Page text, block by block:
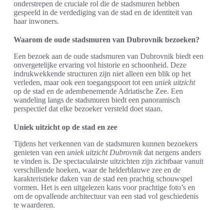
onderstrepen de cruciale rol die de stadsmuren hebben
gespeeld in de verdediging van de stad en de identiteit van
haar inwoners.
Waarom de oude stadsmuren van Dubrovnik bezoeken?
Een bezoek aan de oude stadsmuren van Dubrovnik biedt een
onvergetelijke ervaring vol historie en schoonheid. Deze
indrukwekkende structuren zijn niet alleen een blik op het
verleden, maar ook een toegangspoort tot een uniek uitzicht
op de stad en de adembenemende Adriatische Zee. Een
wandeling langs de stadsmuren biedt een panoramisch
perspectief dat elke bezoeker versteld doet staan.
Uniek uitzicht op de stad en zee
Tijdens het verkennen van de stadsmuren kunnen bezoekers
genieten van een uniek uitzicht Dubrovnik dat nergens anders
te vinden is. De spectaculairste uitzichten zijn zichtbaar vanuit
verschillende hoeken, waar de helderblauwe zee en de
karakteristieke daken van de stad een prachtig schouwspel
vormen. Het is een uitgelezen kans voor prachtige foto’s en
om de opvallende architectuur van een stad vol geschiedenis
te waarderen.